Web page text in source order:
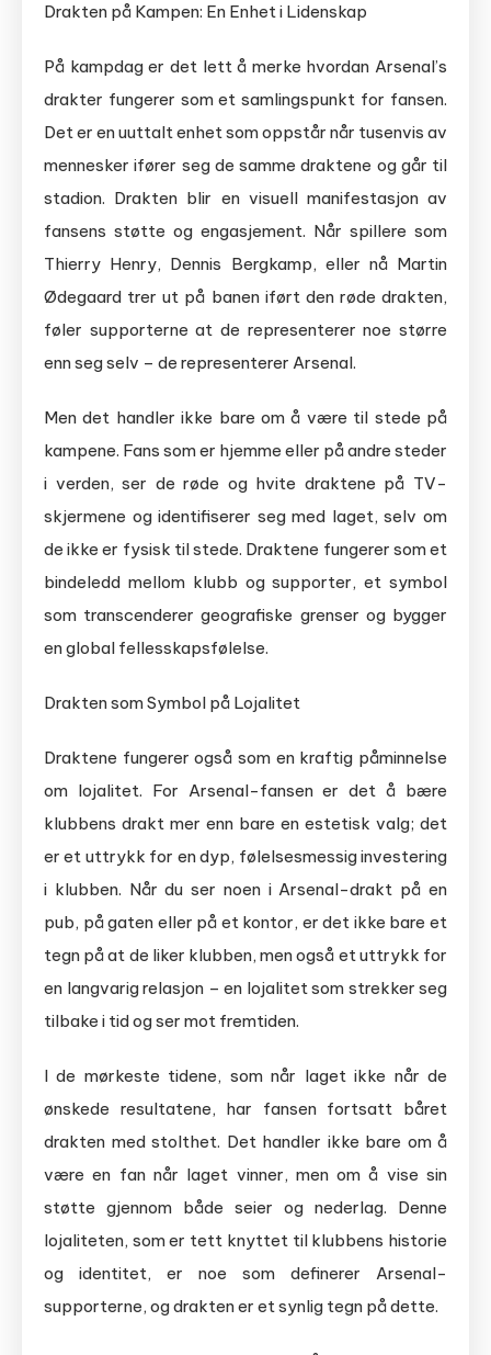
Drakten på Kampen: En Enhet i Lidenskap
På kampdag er det lett å merke hvordan Arsenal’s
drakter fungerer som et samlingspunkt for fansen.
Det er en uuttalt enhet som oppstår når tusenvis av
mennesker ifører seg de samme draktene og går til
stadion. Drakten blir en visuell manifestasjon av
fansens støtte og engasjement. Når spillere som
Thierry Henry, Dennis Bergkamp, eller nå Martin
Ødegaard trer ut på banen iført den røde drakten,
føler supporterne at de representerer noe større
enn seg selv – de representerer Arsenal.
Men det handler ikke bare om å være til stede på
kampene. Fans som er hjemme eller på andre steder
i verden, ser de røde og hvite draktene på TV-
skjermene og identifiserer seg med laget, selv om
de ikke er fysisk til stede. Draktene fungerer som et
bindeledd mellom klubb og supporter, et symbol
som transcenderer geografiske grenser og bygger
en global fellesskapsfølelse.
Drakten som Symbol på Lojalitet
Draktene fungerer også som en kraftig påminnelse
om lojalitet. For Arsenal-fansen er det å bære
klubbens drakt mer enn bare en estetisk valg; det
er et uttrykk for en dyp, følelsesmessig investering
i klubben. Når du ser noen i Arsenal-drakt på en
pub, på gaten eller på et kontor, er det ikke bare et
tegn på at de liker klubben, men også et uttrykk for
en langvarig relasjon – en lojalitet som strekker seg
tilbake i tid og ser mot fremtiden.
I de mørkeste tidene, som når laget ikke når de
ønskede resultatene, har fansen fortsatt båret
drakten med stolthet. Det handler ikke bare om å
være en fan når laget vinner, men om å vise sin
støtte gjennom både seier og nederlag. Denne
lojaliteten, som er tett knyttet til klubbens historie
og identitet, er noe som definerer Arsenal-
supporterne, og drakten er et synlig tegn på dette.